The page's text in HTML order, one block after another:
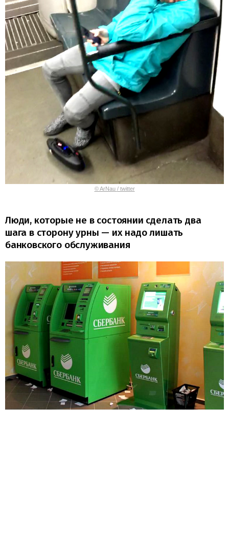
© ArNau ‏/ twitter
Люди, которые не в состоянии сделать два
шага в сторону урны — их надо лишать
банковского обслуживания